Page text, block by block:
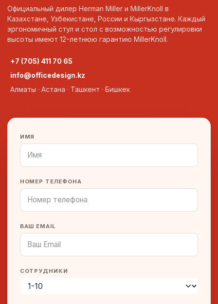
Официальный дилер Herman Miller и MillerKnoll в
Казахстане, Узбекистане, России и Кыргызстане. Каждый
эргономичный стул и стол с возможностью регулировки
высоты имеют 12-летнюю гарантию MillerKnoll.
+7 (705) 411 70 65
info@officedesign.kz
Алматы · Астана · Ташкент · Бишкек
ИМЯ
НОМЕР ТЕЛЕФОНА
ВАШ EMAIL
СОТРУДНИКИ